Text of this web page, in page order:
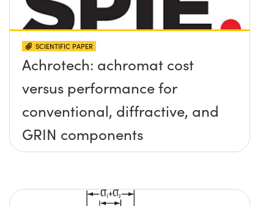
SCIENTIFIC PAPER
Achrotech: achromat cost
versus performance for
conventional, diffractive, and
GRIN components